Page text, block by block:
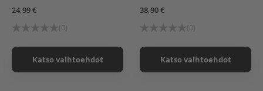
24,99 €
Katso vaihtoehdot
38,90 €
Katso vaihtoehdot